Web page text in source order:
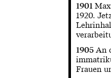
1901
1920.
1905An
Frauen